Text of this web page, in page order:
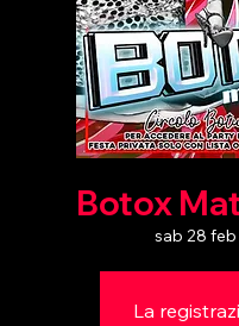
Botox
sab 28 feb
La